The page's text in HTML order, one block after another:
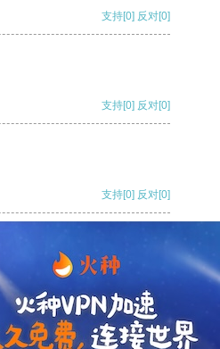
支持[0] 反对[0]
支持[0] 反对[0]
支持[0] 反对[0]